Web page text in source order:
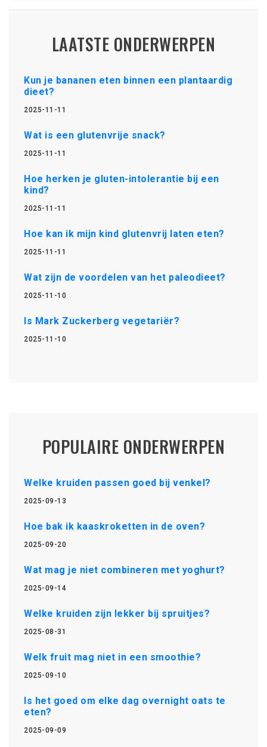
LAATSTE ONDERWERPEN
Kun je bananen eten binnen een plantaardig
dieet?
2025-11-11
Wat is een glutenvrije snack?
2025-11-11
Hoe herken je gluten-intolerantie bij een
kind?
2025-11-11
Hoe kan ik mijn kind glutenvrij laten eten?
2025-11-11
Wat zijn de voordelen van het paleodieet?
2025-11-10
Is Mark Zuckerberg vegetariër?
2025-11-10
POPULAIRE ONDERWERPEN
Welke kruiden passen goed bij venkel?
2025-09-13
Hoe bak ik kaaskroketten in de oven?
2025-09-20
Wat mag je niet combineren met yoghurt?
2025-09-14
Welke kruiden zijn lekker bij spruitjes?
2025-08-31
Welk fruit mag niet in een smoothie?
2025-09-10
Is het goed om elke dag overnight oats te
eten?
2025-09-09